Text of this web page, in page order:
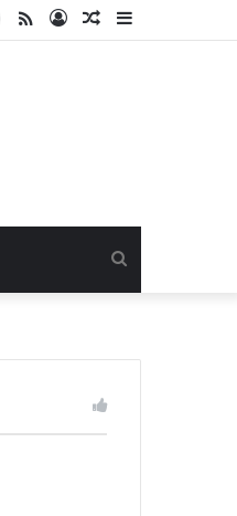
Kenar
Rastgele
Kayıt
RSS
Instagram